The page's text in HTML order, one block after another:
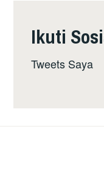
Ikuti
Tweets Saya